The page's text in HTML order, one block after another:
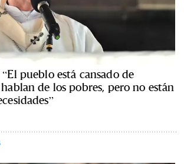
pueblo está cansado de
de los pobres, pero no están